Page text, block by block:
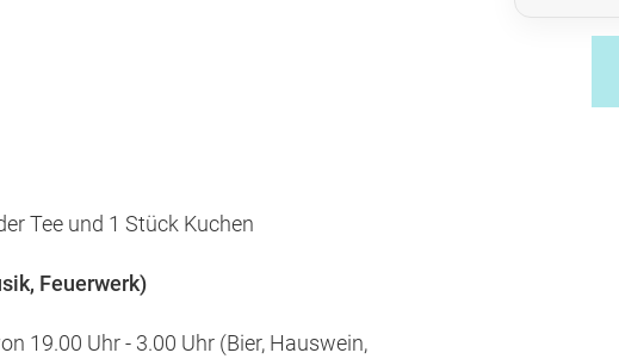
Tee und 1 Stück Kuchen
Feuerwerk)
19.00 Uhr - 3.00 Uhr (Bier, Hauswein,